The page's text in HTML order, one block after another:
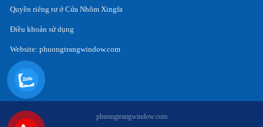
Quyền riêng tư ở Cửa Nhôm Xingfa
Điều khoản sử dụng
Website: phuongtrangwindow.com
phuongtrangwindow.com